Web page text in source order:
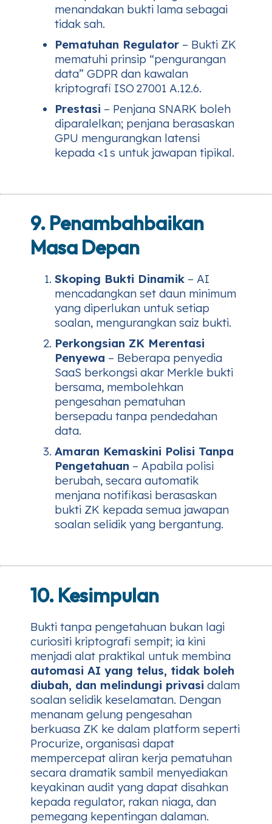
menandakan bukti lama sebagai
tidak sah.
Pematuhan Regulator – Bukti ZK
mematuhi prinsip “pengurangan
data” GDPR dan kawalan
kriptografi ISO 27001 A.12.6.
Prestasi – Penjana SNARK boleh
diparalelkan; penjana berasaskan
GPU mengurangkan latensi
kepada <1 s untuk jawapan tipikal.
9. Penambahbaikan
Masa Depan
Skoping Bukti Dinamik – AI
mencadangkan set daun minimum
yang diperlukan untuk setiap
soalan, mengurangkan saiz bukti.
Perkongsian ZK Merentasi
Penyewa – Beberapa penyedia
SaaS berkongsi akar Merkle bukti
bersama, membolehkan
pengesahan pematuhan
bersepadu tanpa pendedahan
data.
Amaran Kemaskini Polisi Tanpa
Pengetahuan – Apabila polisi
berubah, secara automatik
menjana notifikasi berasaskan
bukti ZK kepada semua jawapan
soalan selidik yang bergantung.
10. Kesimpulan
Bukti tanpa pengetahuan bukan lagi
curiositi kriptografi sempit; ia kini
menjadi alat praktikal untuk membina
automasi AI yang telus, tidak boleh
diubah, dan melindungi privasi dalam
soalan selidik keselamatan. Dengan
menanam gelung pengesahan
berkuasa ZK ke dalam platform seperti
Procurize, organisasi dapat
mempercepat aliran kerja pematuhan
secara dramatik sambil menyediakan
keyakinan audit yang dapat disahkan
kepada regulator, rakan niaga, dan
pemegang kepentingan dalaman.